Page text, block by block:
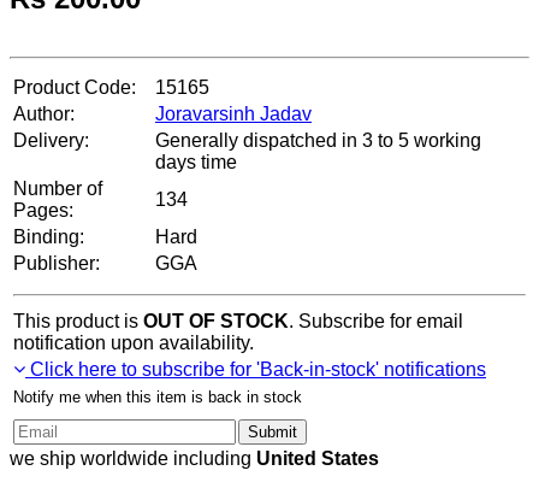
Product Code:
15165
Author:
Joravarsinh Jadav
Delivery:
Generally dispatched in 3 to 5 working
days time
Number of
Pages:
134
Binding:
Hard
Publisher:
GGA
This product is OUT OF STOCK. Subscribe for email
notification upon availability.
Click here to subscribe for 'Back-in-stock' notifications
Notify me when this item is back in stock
Submit
we ship worldwide including United States